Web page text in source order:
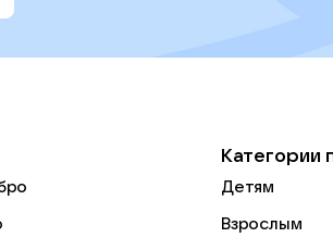
Категории
Детям
Взрослым